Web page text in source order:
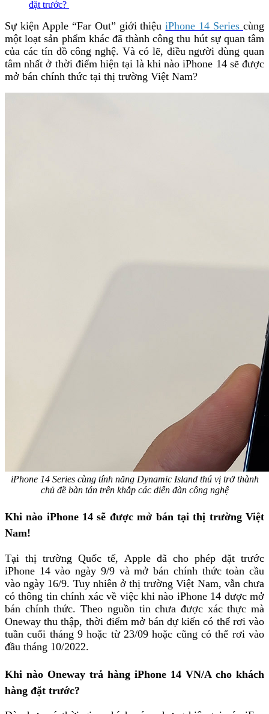
đặt trước?
Sự kiện Apple “Far Out” giới thiệuiPhone 14 Seriescùng
một loạt sản phẩm khác đã thành công thu hút sự quan tâm
của các tín đồ công nghệ. Và có lẽ, điều người dùng quan
tâm nhất ở thời điểm hiện tại là khi nào iPhone 14 sẽ được
mở bán chính thức tại thị trường Việt Nam?
iPhone 14 Series cùng tính năng Dynamic Island thú vị trở thành
chủ đề bàn tán trên khắp các diễn đàn công nghệ
Khi nào iPhone 14 sẽ được mở bán tại thị trường Việt
Nam!
Tại thị trường Quốc tế, Apple đã cho phép đặt trước
iPhone 14 vào ngày 9/9 và mở bán chính thức toàn cầu
vào ngày 16/9. Tuy nhiên ở thị trường Việt Nam, vẫn chưa
có thông tin chính xác về việc khi nào iPhone 14 được mở
bán chính thức.Theo nguồn tin chưa được xác thực mà
Oneway thu thập, thời điểm mở bán dự kiến có thể rơi vào
tuần cuối tháng 9 hoặc từ 23/09 hoặc cũng có thể rơi vào
đầu tháng 10/2022.
Khi nào Oneway trả hàng iPhone 14 VN/A cho khách
hàng đặt trước?